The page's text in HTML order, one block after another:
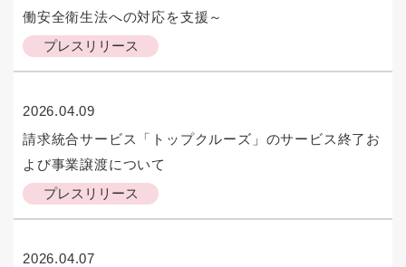
プレスリリース
働安全衛生法への対応を支援～
2026.04.09
プレスリリース
請求統合サービス「トップクルーズ」のサービス終了お
よび事業譲渡について
2026.04.07